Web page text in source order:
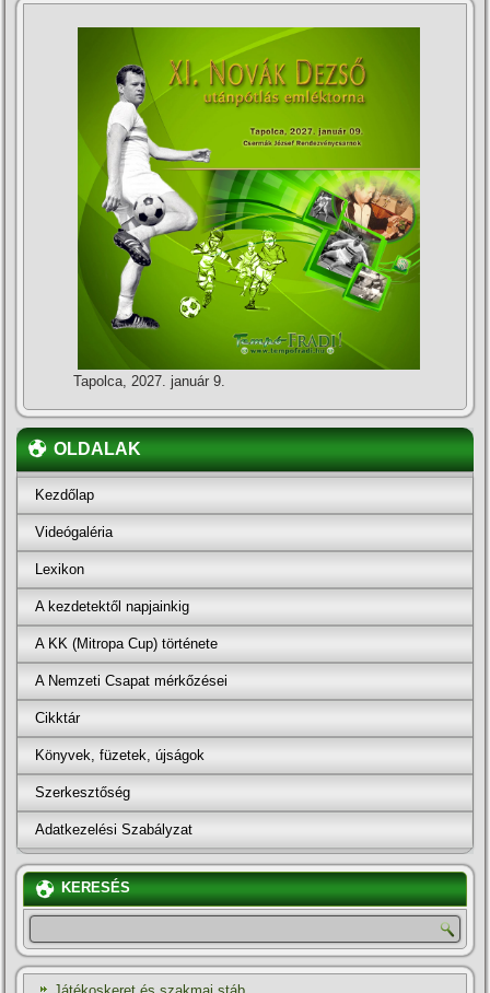
Tapolca, 2027. január 9.
OLDALAK
Kezdőlap
Videógaléria
Lexikon
A kezdetektől napjainkig
A KK (Mitropa Cup) története
A Nemzeti Csapat mérkőzései
Cikktár
Könyvek, füzetek, újságok
Szerkesztőség
Adatkezelési Szabályzat
KERESÉS